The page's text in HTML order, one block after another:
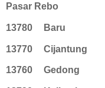
Pasar Rebo
13780 Baru
13770 Cijantung
13760 Gedong